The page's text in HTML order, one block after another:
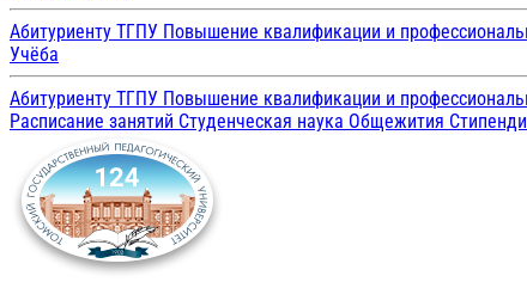
Абитуриенту ТГПУ Повышение квалификации и
Учёба
Абитуриенту ТГПУ Повышение квалификации и
Расписание занятий Студенческая наука Общежития